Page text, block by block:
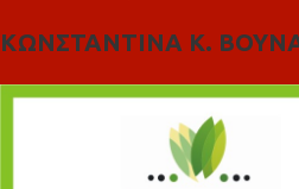
ΚΩΝΣΤΑΝΤΙΝΑ Κ.